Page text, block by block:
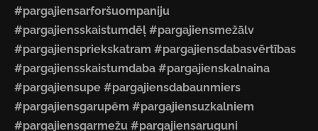
#pargajiensarforšuompaniju
#pargajiensskaistumdēļ #pargajiensmežālv
#pargajienspriekskatram #pargajiensdabasvērtības
#pargajiensskaistumdaba #pargajienskalnaina
#pargajiensupe #pargajiensdabaunmiers
#pargajiensgarupēm #pargajiensuzkalniem
#pargajiensgarmežu #pargajiensaruguni